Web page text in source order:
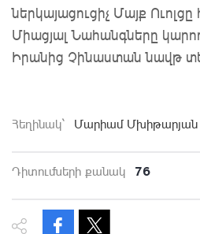
ներկայացուցիչ Մայք
Միացյալ Նահանգները կարող
Իրանից Չինաստան նավթ
Հեղինակ` Մարիամ Մխիթարյան
Դիտումների քանակ 76